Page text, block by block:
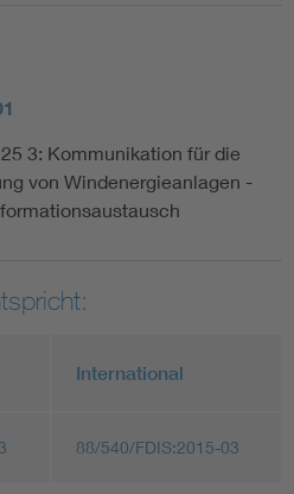
3: Kommunikation für die
von Windenergieanlagen -
International
88/540/FDIS:2015-03